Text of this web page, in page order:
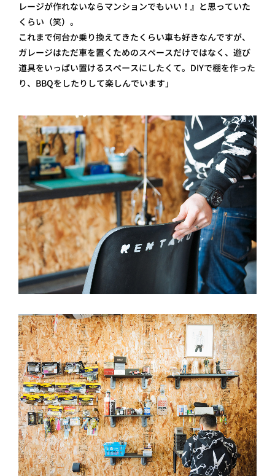
レージが作れないならマンションでもいい！』と思っていた
くらい（笑）。
これまで何台か乗り換えてきたくらい車も好きなんですが、
ガレージはただ車を置くためのスペースだけではなく、遊び
道具をいっぱい置けるスペースにしたくて。DIYで棚を作った
り、BBQをしたりして楽しんでいます」